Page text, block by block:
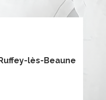
lès-Beaune